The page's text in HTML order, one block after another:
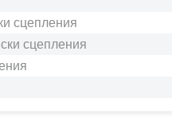
сцепления
сцепления